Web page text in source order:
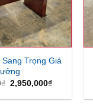
Trọng Giá
₫ Giá
là:
2,950,000₫Giá
tại